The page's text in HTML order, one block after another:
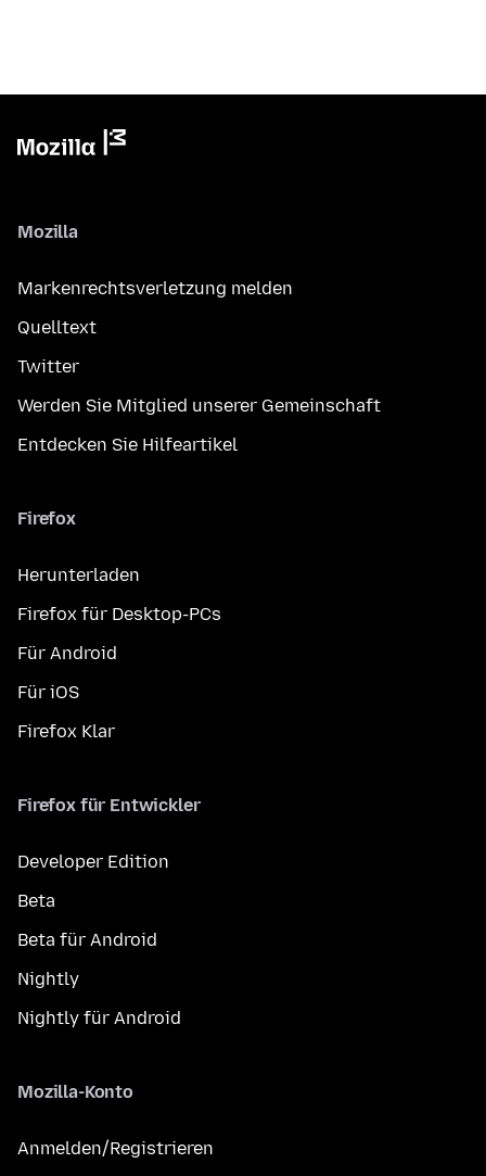
Mozilla
Markenrechtsverletzung melden
Quelltext
Twitter
Werden Sie Mitglied unserer Gemeinschaft
Entdecken Sie Hilfeartikel
Firefox
Herunterladen
Firefox für Desktop-PCs
Für Android
Für iOS
Firefox Klar
Firefox für Entwickler
Developer Edition
Beta
Beta für Android
Nightly
Nightly für Android
Mozilla-Konto
Anmelden/Registrieren